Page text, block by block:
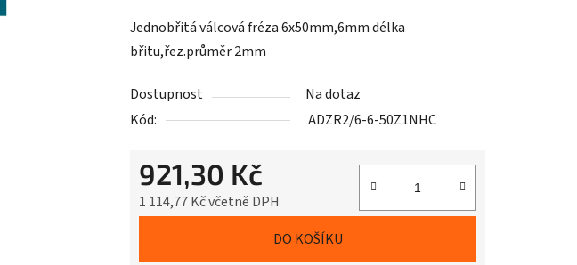
Jednobřitá válcová fréza 6x50mm,6mm délka
břitu,řez.průměr 2mm
Dostupnost
Na dotaz
Kód:
ADZR2/6-6-50Z1NHC
921,30 Kč
1 114,77 Kč včetně DPH
DO KOŠÍKU